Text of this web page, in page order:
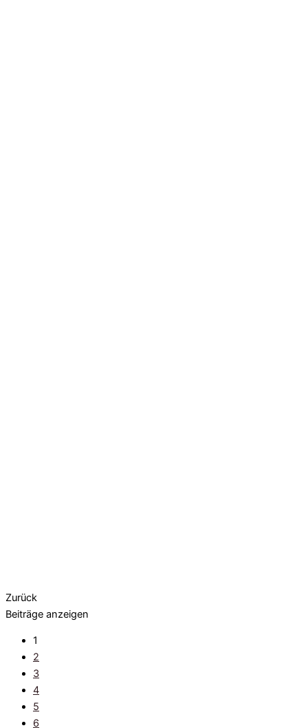
Zurück
Beiträge anzeigen
1
2
3
4
5
6